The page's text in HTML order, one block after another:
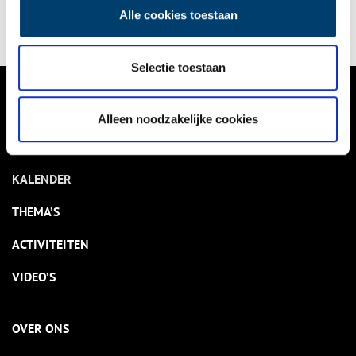
Alle cookies toestaan
Selectie toestaan
Alleen noodzakelijke cookies
uit deze schaduw tevoorschijn zijn gekomen en te bewonderen
zijn in verscheidene Nederlandse en ook buitenlandse musea.
NIEUWS
KALENDER
THEMA’S
ACTIVITEITEN
VIDEO’S
OVER ONS